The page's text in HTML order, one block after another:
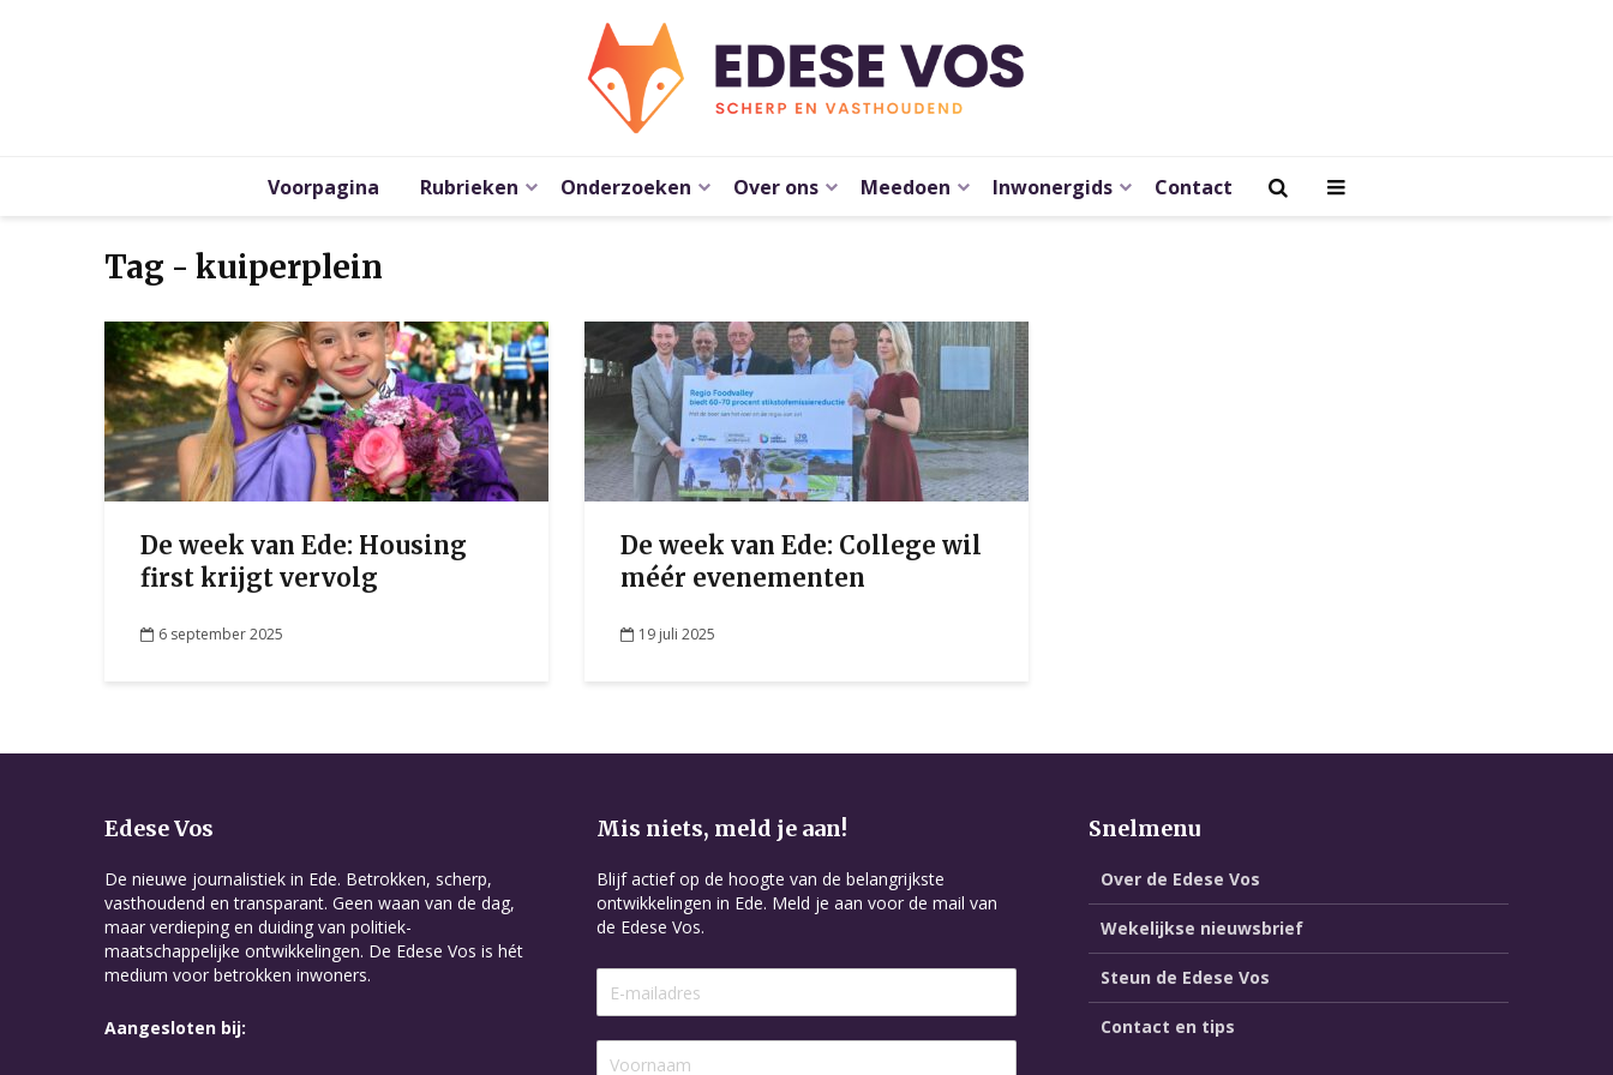
Voorpagina Rubrieken Onderzoeken Over ons Meedoen Inwonergids Contact
Tag - kuiperplein
De week van Ede: Housing
first krijgt vervolg
6 september 2025
De week van Ede: College wil
méér evenementen
19 juli 2025
Edese Vos
De nieuwe journalistiek in Ede. Betrokken, scherp,
vasthoudend en transparant. Geen waan van de dag,
maar verdieping en duiding van politiek-
maatschappelijke ontwikkelingen. De Edese Vos is hét
medium voor betrokken inwoners.
Aangesloten bij:
Mis niets, meld je aan!
Blijf actief op de hoogte van de belangrijkste
ontwikkelingen in Ede. Meld je aan voor de mail van
de Edese Vos.
Snelmenu
Over de Edese Vos
Wekelijkse nieuwsbrief
Steun de Edese Vos
Contact en tips